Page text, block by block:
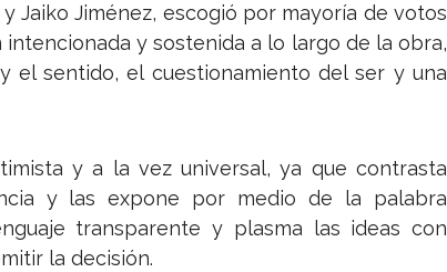
Jaiko Jiménez, escogió por mayoría de votos
y sostenida a lo largo de la obra,
el sentido, el cuestionamiento del ser y una
y a la vez universal, ya que contrasta
y las expone por medio de la palabra
transparente y plasma las ideas con
la decisión.